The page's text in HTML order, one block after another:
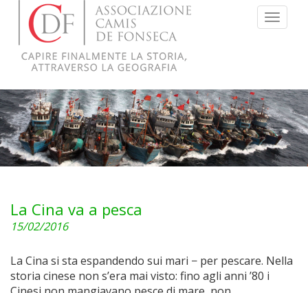
Menu
La Cina va a pesca
15/02/2016
La Cina si sta espandendo sui mari − per pescare. Nella
storia cinese non s’era mai visto: fino agli anni ’80 i